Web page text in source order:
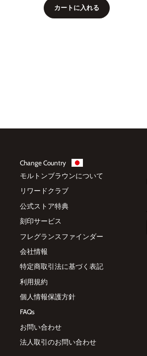
カートに入れる
Change Country
モルトンブラウンについて
リワードクラブ
公式ストア特典
刻印サービス
フレグランスファインダー
会社情報
特定商取引法に基づく表記
利用規約
個人情報保護方針
FAQs
お問い合わせ
法人取引のお問い合わせ